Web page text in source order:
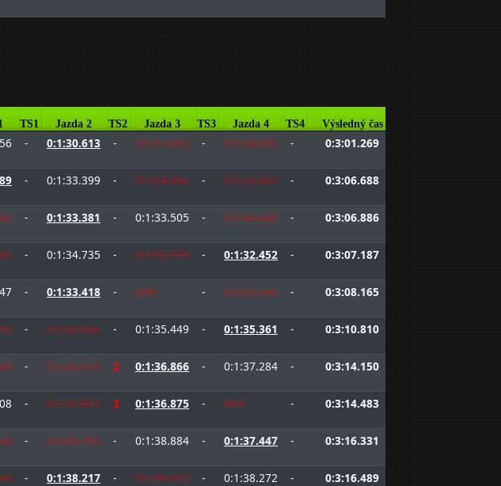
TS1 Jazda 2 TS2 Jazda 3 TS3 Jazda 4 TS4 Výsledný čas
- 0:1:30.613 - 0:1:31.563 - 0:1:33.996 - 0:3:01.269
- 0:1:33.399 - 0:1:34.364 - 0:1:33.987 - 0:3:06.688
- 0:1:33.381 - 0:1:33.505 - 0:1:34.206 - 0:3:06.886
- 0:1:34.735 - 0:1:35.733 - 0:1:32.452 - 0:3:07.187
- 0:1:33.418 - DNF - 0:1:36.240 - 0:3:08.165
- 0:1:36.904 - 0:1:35.449 - 0:1:35.361 - 0:3:10.810
- 0:1:40.415 2 0:1:36.866 - 0:1:37.284 - 0:3:14.150
- 0:1:37.851 2 0:1:36.875 - DNF - 0:3:14.483
- 0:1:39.789 - 0:1:38.884 - 0:1:37.447 - 0:3:16.331
- 0:1:38.217 - 0:1:38.512 - 0:1:38.272 - 0:3:16.489